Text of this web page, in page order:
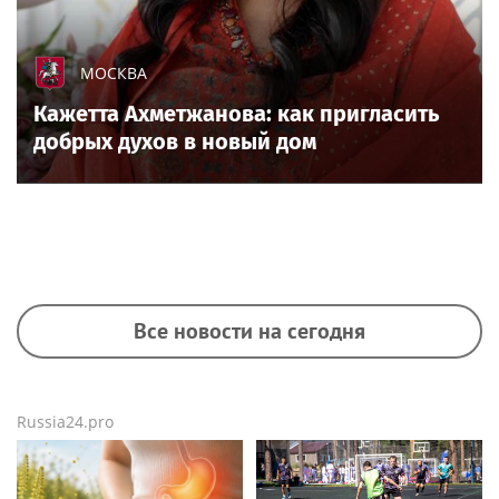
МОСКВА
Кажетта Ахметжанова: как пригласить
добрых духов в новый дом
Все новости на сегодня
Russia24.pro